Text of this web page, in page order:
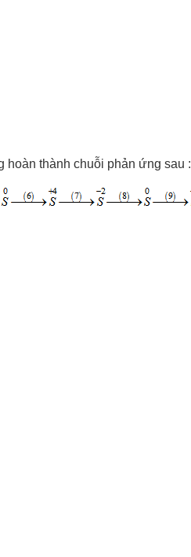
thành chuỗi phản ứng sau :